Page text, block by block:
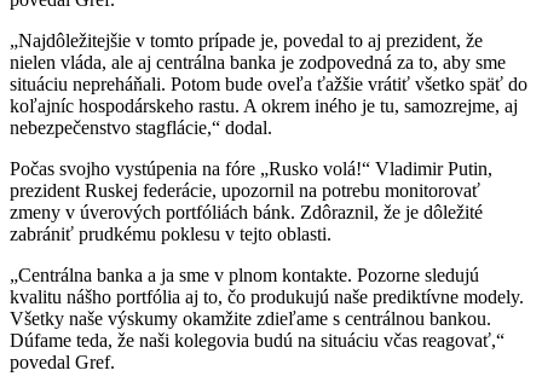
„Najdôležitejšie v tomto prípade je, povedal to aj prezident, že
nielen vláda, ale aj centrálna banka je zodpovedná za to, aby sme
situáciu nepreháňali. Potom bude oveľa ťažšie vrátiť všetko späť do
koľajníc hospodárskeho rastu. A okrem iného je tu, samozrejme, aj
nebezpečenstvo stagflácie,“ dodal.
Počas svojho vystúpenia na fóre „Rusko volá!“ Vladimir Putin,
prezident Ruskej federácie, upozornil na potrebu monitorovať
zmeny v úverových portfóliách bánk. Zdôraznil, že je dôležité
zabrániť prudkému poklesu v tejto oblasti.
„Centrálna banka a ja sme v plnom kontakte. Pozorne sledujú
kvalitu nášho portfólia aj to, čo produkujú naše prediktívne modely.
Všetky naše výskumy okamžite zdieľame s centrálnou bankou.
Dúfame teda, že naši kolegovia budú na situáciu včas reagovať,“
povedal Gref.